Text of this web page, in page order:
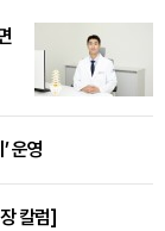
운영
칼럼]